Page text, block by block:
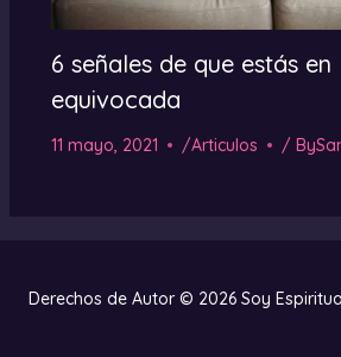
6 señales de que estás
equivocada
11 mayo, 2021 /Articulos / By
Derechos de Autor © 2026 Soy